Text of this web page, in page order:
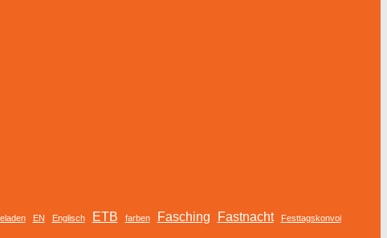
EN Englisch ETB farben Fasching Fastnacht Festtagskonvoi